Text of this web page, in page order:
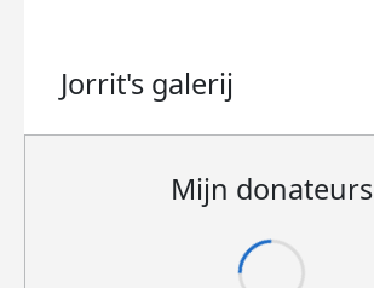
Jorrit's galerij
Mijn donateurs